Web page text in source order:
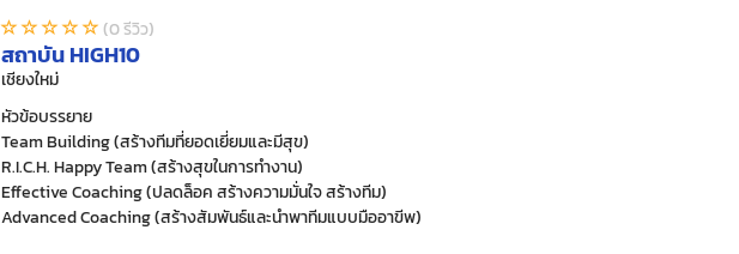
(0 รีวิว)
สถาบัน HIGH10
เชียงใหม่
หัวข้อบรรยาย
Team Building (สร้างทีมที่ยอดเยี่ยมและมีสุข)
R.I.C.H. Happy Team (สร้างสุขในการทำงาน)
Effective Coaching (ปลดล็อค สร้างความมั่นใจ สร้างทีม)
Advanced Coaching (สร้างสัมพันธ์และนำพาทีมแบบมืออาขีพ)